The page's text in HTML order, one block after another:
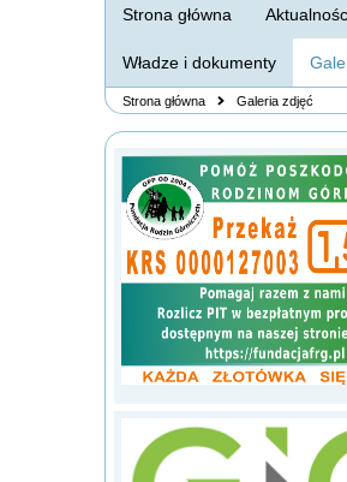
Strona główna
Władze i dokumenty
Strona główna Galeria zdjęć